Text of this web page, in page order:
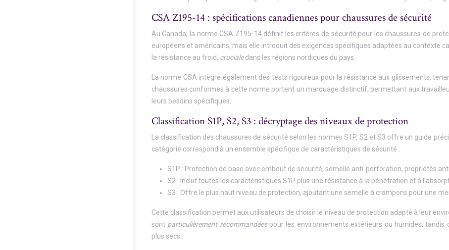
CSA Z195-14 : spécifications canadiennes pour chaussures de sécurité
Au Canada, la norme CSA Z195-14 définit les critères de sécurité pour les chaussures de
européens et américains, mais elle introduit des exigences spécifiques adaptées au contexte
la résistance au froid, crucialedans les régions nordiques du pays.
La norme CSA intègre également des tests rigoureux pour la résistance aux glissements,
chaussures conformes à cette norme portent un marquage distinctif, permettant aux
leurs besoins spécifiques.
Classification S1P, S2, S3 : décryptage des niveaux de protection
La classification des chaussures de sécurité selon les normes S1P, S2 et S3 offre un guide
catégorie correspond à un ensemble spécifique de caractéristiques de sécurité :
S1P : Protection de base avec embout de sécurité, semelle anti-perforation, propriétés
S2 : Inclut toutes les caractéristiques S1P plus une résistance à la pénétration et à
S3 : Offre le plus haut niveau de protection, ajoutant une semelle à crampons pour une
Cette classification permet aux utilisateurs de choisir le niveau de protection adapté à leur
sont particulièrement recommandées pour les environnements extérieurs ou humides,
plus secs.